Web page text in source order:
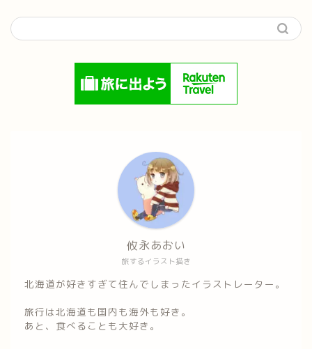
旅するイラスト描き
攸永あおい
北海道が好きすぎて住んでしまったイラストレーター。
旅行は北海道も国内も海外も好き。
あと、食べることも大好き。